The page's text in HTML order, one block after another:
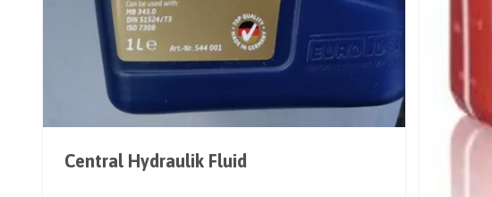
Central Hydraulik Fluid